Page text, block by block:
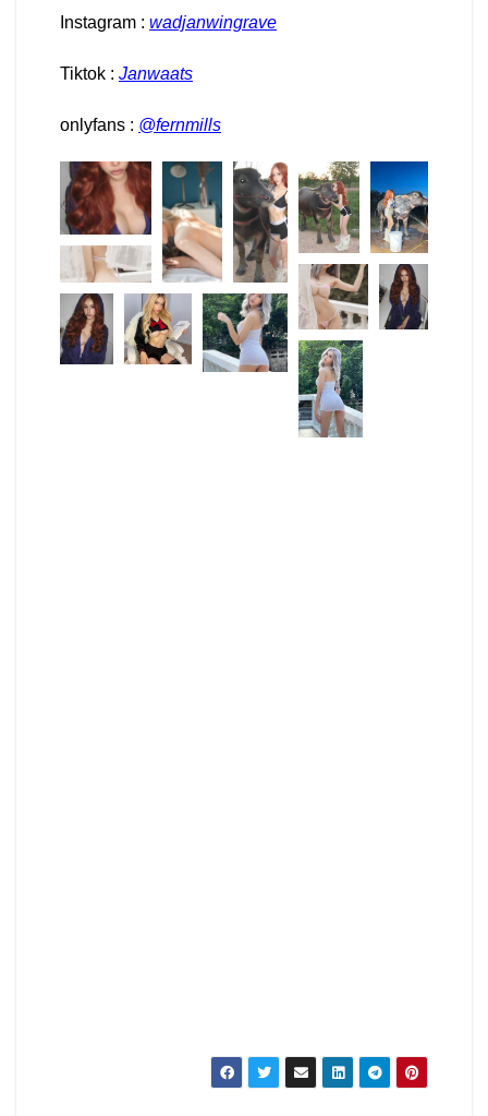
Instagram : wadjanwingrave
Tiktok : Janwaats
onlyfans : @fernmills